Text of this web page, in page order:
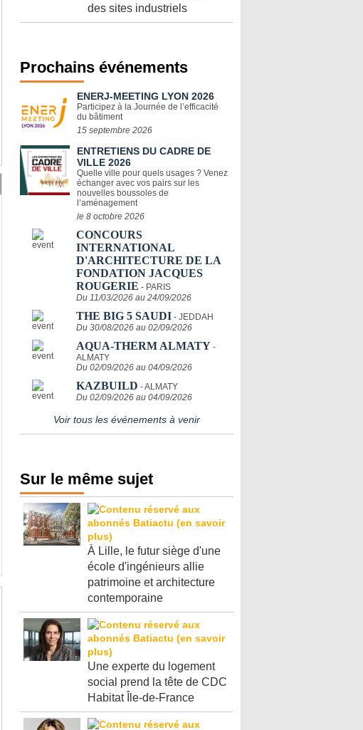
des sites industriels
Prochains événements
ENERJ-MEETING LYON 2026
Participez à la Journée de l’efficacité
du bâtiment
15 septembre 2026
ENTRETIENS DU CADRE DE
VILLE 2026
Quelle ville pour quels usages ? Venez
échanger avec vos pairs sur les
nouvelles boussoles de
l’aménagement
le 8 octobre 2026
CONCOURS
INTERNATIONAL
D'ARCHITECTURE DE LA
FONDATION JACQUES
ROUGERIE - PARIS
Du 11/03/2026 au 24/09/2026
THE BIG 5 SAUDI - JEDDAH
Du 30/08/2026 au 02/09/2026
AQUA-THERM ALMATY -
ALMATY
Du 02/09/2026 au 04/09/2026
KAZBUILD - ALMATY
Du 02/09/2026 au 04/09/2026
Voir tous les événements à venir
Sur le même sujet
À Lille, le futur siège d'une
école d'ingénieurs allie
patrimoine et architecture
contemporaine
Une experte du logement
social prend la tête de CDC
Habitat Île-de-France